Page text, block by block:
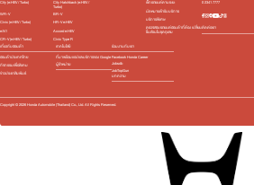
City (e:HEV / Turbo)
City Hatchback (e:HEV /
Turbo)
WR-V
BR-V
Civic (e:HEV / Turbo)
HR-V e:HEV
e:N1
Accord e:HEV
CR-V (e:HEV / Turbo)
Civic Type R
เช็กรถยนต์ตามระยะ
นัดหมายเข้ารับบริการ
บริการพิเศษ
ตรวจสอบรถยนต์ฮอนด้าที่ต้อง เปลี่ยน
ชิ้นส่วนในชุดถุงลม
0 2341 7777
ติดต่อเรา
เกี่ยวกับฮอนด้า
ฮอนด้าประเทศไทย
กิจกรรมเพื่อสังคม
ข่าวประชาสัมพันธ์
เทคโนโลยี
ที่มาพร้อมแอปและบริการของ Google
ผู้จำหน่าย
ร่วมงานกับเรา
Facebook Honda Career
Jobsdb
JobTopGun
บทความ
Copyright ©2026Honda Automobile (Thailand) Co., Ltd. All Rights Reserved.